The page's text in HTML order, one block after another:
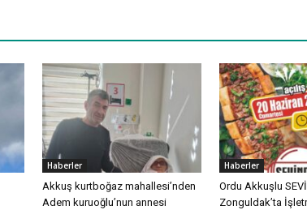
Haberler
Akkuş kurtboğaz mahallesi’nden
Adem kuruoğlu’nun annesi
Haberler
Ordu Akkuşlu
Zonguldak’ta